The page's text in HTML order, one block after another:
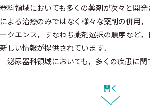
器科領域においても多くの薬剤が次々と開
による治療のみではなく様々な薬剤の併用
ークエンス，すなわち薬剤選択の順序など
新しい情報が提供されています．
泌尿器科領域においても，多くの疾患に関
ますが，すべてのガイドラインの内容を頭に
実地診療の場に多くのガイドラインを携行す
開く